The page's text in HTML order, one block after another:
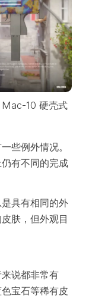
10 硬壳式
些例外情况。
有不同的完成
具有相同的外
肤，但外观目
说都非常有
宝石等稀有皮